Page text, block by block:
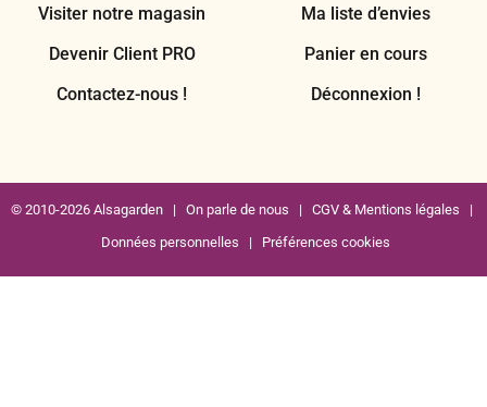
Visiter notre magasin
Devenir Client PRO
Contactez-nous !
Ma liste d’envies
Panier en cours
Déconnexion !
© 2010-2026 Alsagarden | On parle de nous | CGV & Mentions légales |
Données personnelles | Préférences cookies